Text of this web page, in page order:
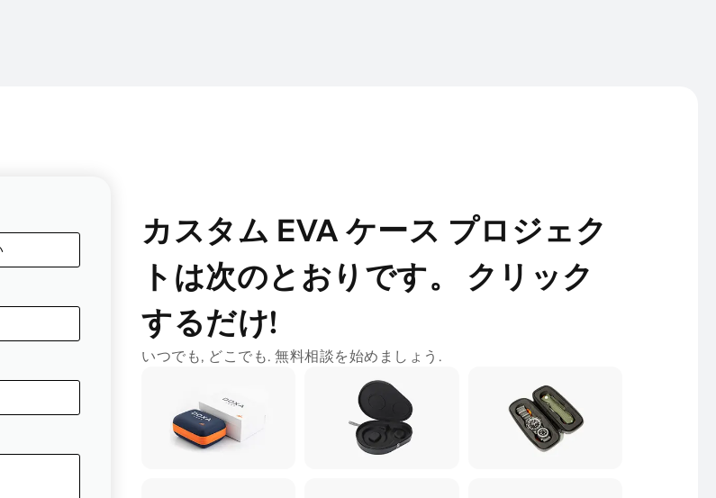
カスタム EVA ケース プロジェク
トは次のとおりです。 クリック
するだけ!
いつでも, どこでも. 無料相談を始めましょう.